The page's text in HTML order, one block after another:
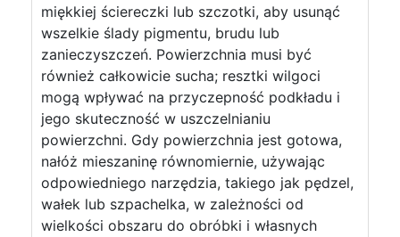
miękkiej ściereczki lub szczotki, aby usunąć
wszelkie ślady pigmentu, brudu lub
zanieczyszczeń. Powierzchnia musi być
również całkowicie sucha; resztki wilgoci
mogą wpływać na przyczepność podkładu i
jego skuteczność w uszczelnianiu
powierzchni. Gdy powierzchnia jest gotowa,
nałóż mieszaninę równomiernie, używając
odpowiedniego narzędzia, takiego jak pędzel,
wałek lub szpachelka, w zależności od
wielkości obszaru do obróbki i własnych